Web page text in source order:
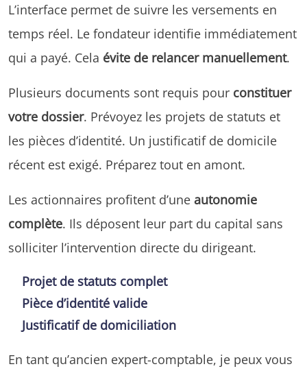
L’interface permet de suivre les versements en
temps réel. Le fondateur identifie immédiatement
qui a payé. Cela évite de relancer manuellement.
Plusieurs documents sont requis pour constituer
votre dossier. Prévoyez les projets de statuts et
les pièces d’identité. Un justificatif de domicile
récent est exigé. Préparez tout en amont.
Les actionnaires profitent d’une autonomie
complète. Ils déposent leur part du capital sans
solliciter l’intervention directe du dirigeant.
Projet de statuts complet
Pièce d’identité valide
Justificatif de domiciliation
En tant qu’ancien expert-comptable, je peux vous